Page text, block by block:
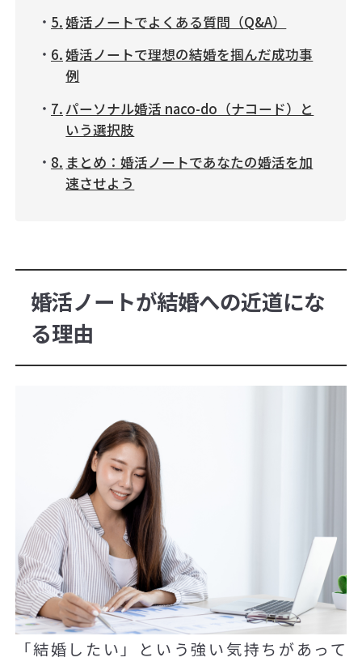
婚活ノートでよくある質問（Q&A）
婚活ノートで理想の結婚を掴んだ成功事
例
パーソナル婚活 naco-do（ナコード）と
いう選択肢
まとめ：婚活ノートであなたの婚活を加
速させよう
婚活ノートが結婚への近道にな
る理由
「結婚したい」という強い気持ちがあって